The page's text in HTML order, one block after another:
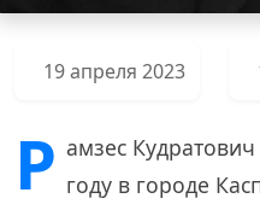
19 апреля 2023
Р амзес
году в городе